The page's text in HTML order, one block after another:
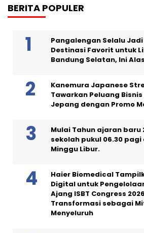
BERITA POPULER
Pangalengan Selalu
Destinasi Favorit untuk
Bandung Selatan, Ini
Kanemura Japanese
Tawarkan Peluang
Jepang dengan Promo
Mulai Tahun ajaran baru
sekolah pukul 06.30
Minggu Libur.
Haier Biomedical
Digital untuk
Ajang ISBT Congress
Transformasi sebagai
Menyeluruh